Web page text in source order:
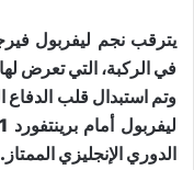
يترقب نجم ليفربول
في الركبة، التي تعرض
وتم استبدال قلب الدفاع
الدوري الإنجليزي الممتاز.